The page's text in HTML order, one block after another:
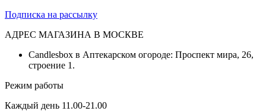
Подписка на рассылку
АДРЕС МАГАЗИНА В МОСКВЕ
Candlesbox в Аптекарском огороде: Проспект мира, 26,
строение 1.
Режим работы
Каждый день 11.00-21.00